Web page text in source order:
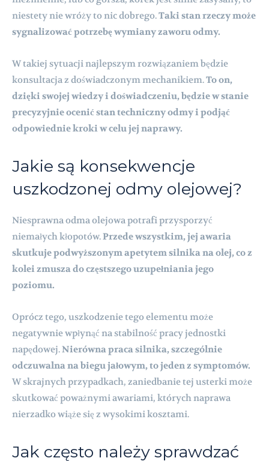
niestety nie wróży to nic dobrego.Taki stan rzeczy może
sygnalizować potrzebę wymiany zaworu odmy.
W takiej sytuacji najlepszym rozwiązaniem będzie
konsultacja z doświadczonym mechanikiem.To on,
dzięki swojej wiedzy i doświadczeniu, będzie w stanie
precyzyjnie ocenić stan techniczny odmy i podjąć
odpowiednie kroki w celu jej naprawy.
Jakie są konsekwencje
uszkodzonej odmy olejowej?
Niesprawna odma olejowa potrafi przysporzyć
niemałych kłopotów.Przede wszystkim, jej awaria
skutkuje podwyższonym apetytem silnika na olej, co z
kolei zmusza do częstszego uzupełniania jego
poziomu.
Oprócz tego, uszkodzenie tego elementu może
negatywnie wpłynąć na stabilność pracy jednostki
napędowej.Nierówna praca silnika, szczególnie
odczuwalna na biegu jałowym, to jeden z symptomów.
W skrajnych przypadkach, zaniedbanie tej usterki może
skutkować poważnymi awariami, których naprawa
nierzadko wiąże się z wysokimi kosztami.
Jak często należy sprawdzać